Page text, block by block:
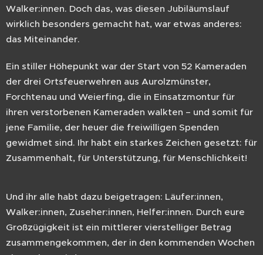
Walker:innen. Doch das, was diesen Jubiläumslauf
wirklich besonders gemacht hat, war etwas anderes:
das Miteinander.
Ein stiller Höhepunkt war der Start von 52 Kameraden
der drei Ortsfeuerwehren aus Aurolzmünster,
Forchtenau und Weierfing, die in Einsatzmontur für
ihren verstorbenen Kameraden walkten – und somit für
jene Familie, der heuer die freiwilligen Spenden
gewidmet sind. Ihr habt ein starkes Zeichen gesetzt: für
Zusammenhalt, für Unterstützung, für Menschlichkeit!
Und ihr alle habt dazu beigetragen: Läufer:innen,
Walker:innen, Zuseher:innen, Helfer:innen. Durch eure
Großzügigkeit ist ein mittlerer vierstelliger Betrag
zusammengekommen, der in den kommenden Wochen